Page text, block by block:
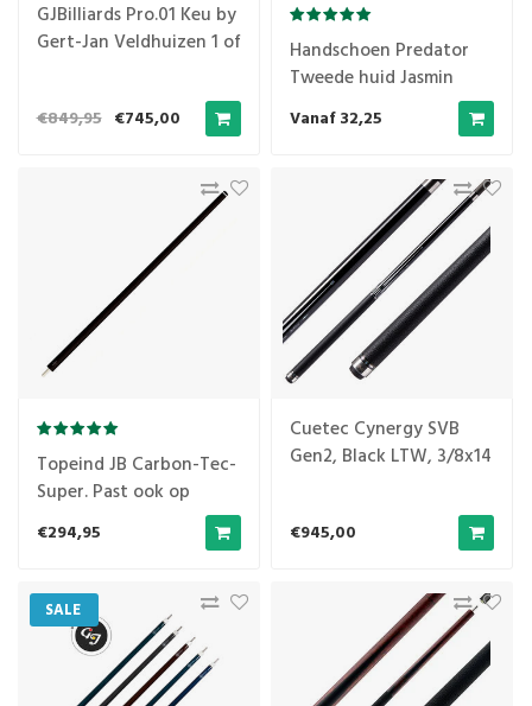
GJBilliards Pro.01 Keu by
Gert-Jan Veldhuizen 1 of
€849,95 €745,00
Handschoen Predator
Tweede huid Jasmin
Ouschan White
Vanaf 32,25
Topeind JB Carbon-Tec-
Super. Past ook op
andere merken
€294,95
Cuetec Cynergy SVB
Gen2, Black LTW, 3/8x14
€945,00
SALE